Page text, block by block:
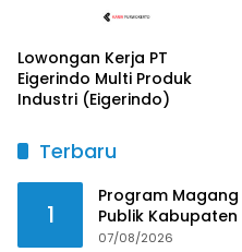
Lowongan Kerja PT
Eigerindo Multi Produk
Industri (Eigerindo)
Terbaru
1
Program Magang
Publik
07/08/2026